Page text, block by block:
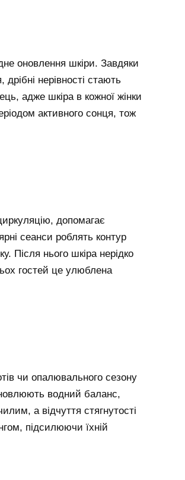
оновлення шкіри. Завдяки
нерівності стають
адже шкіра в кожної жінки
активного сонця, тож
допомагає
сеанси роблять контур
Після нього шкіра нерідко
гостей це улюблена
чи опалювального сезону
водний баланс,
а відчуття стягнутості
підсилюючи їхній